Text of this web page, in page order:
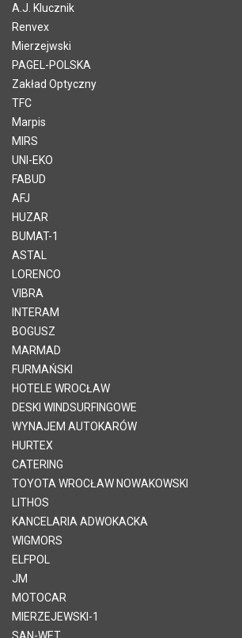
A.J. Klucznik
Renvex
Mierzejwski
PAGEL-POLSKA
Zakład Optyczny
TFC
Marpis
MIRS
UNI-EKO
FABUD
AFJ
HUZAR
BUMAT-1
ASTAL
LORENCO
VIBRA
INTERAM
BOGUSZ
MARMAD
FURMAŃSKI
HOTELE WROCŁAW
DESKI WINDSURFINGOWE
WYNAJEM AUTOKARÓW
HURTEX
CATERING
TOYOTA WROCŁAW NOWAKOWSKI
LITHOS
KANCELARIA ADWOKACKA
WIGMORS
ELFPOL
JM
MOTOCAR
MIERZEJEWSKI-1
SAN-WET